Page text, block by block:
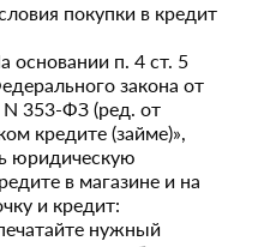
покупки в кредит
основании п. 4 ст. 5
закона от
353-ФЗ (ред. от
кредите (займе)»,
юридическую
в магазине и на
и кредит:
нужный